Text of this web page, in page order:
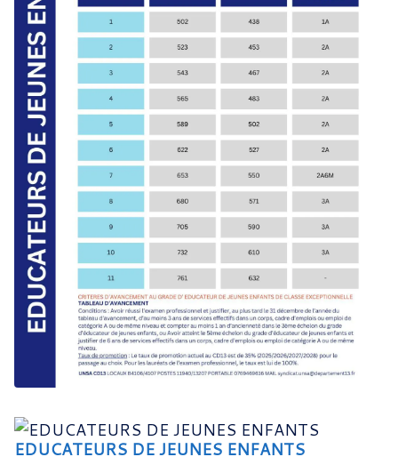
EDUCATEURS DE JEUNES ENFANTS